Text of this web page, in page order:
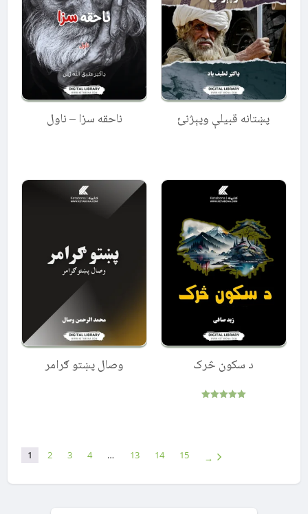
ناحقه سزا – ناول پښتانه قبیلې وپېژنئ
وصال پښتو ګرامر د سکون څرک
1 2 3 4 … 13 14 15 →